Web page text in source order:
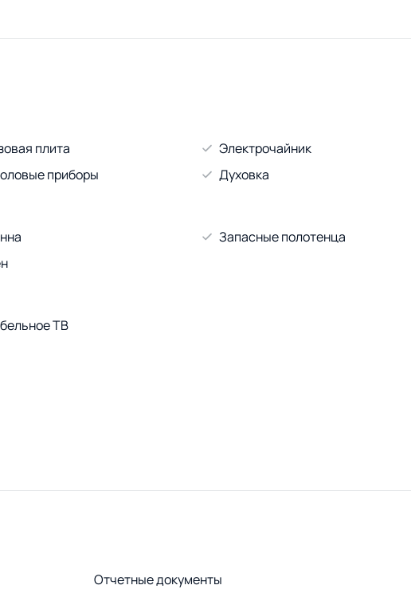
плита
Электрочайник
приборы Духовка
Запасные полотенца
ТВ
Отчетные документы